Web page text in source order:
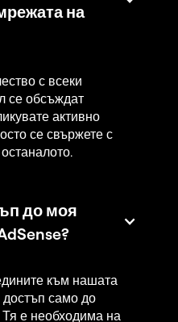
на
с всеки
се обсъждат
активно
се свържете с
до моя
към нашата
само до
е необходима на